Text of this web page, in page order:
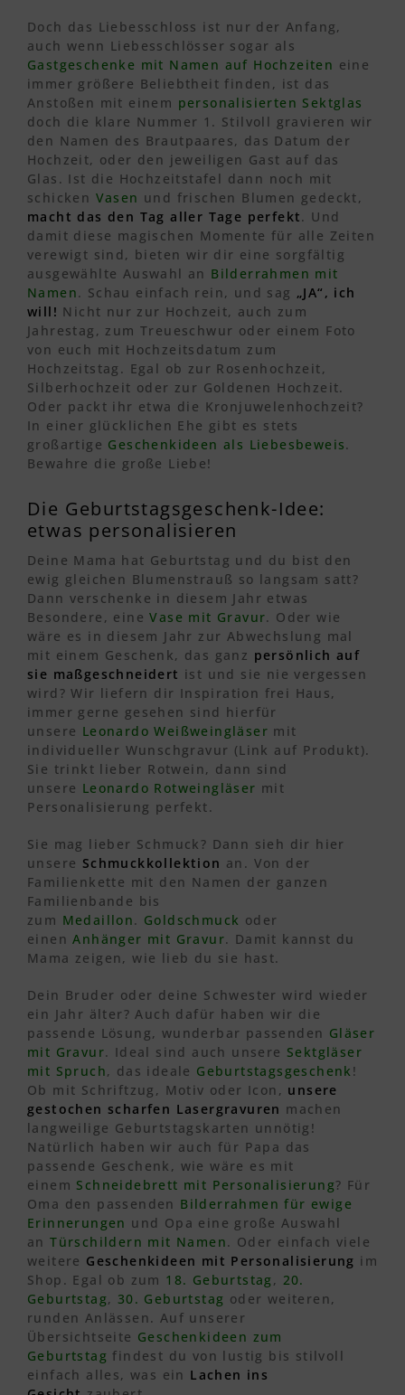
Doch das Liebesschloss ist nur der Anfang,
auch wenn Liebesschlösser sogar als
Gastgeschenke mit Namen auf Hochzeiten eine
immer größere Beliebtheit finden, ist das
Anstoßen mit einem personalisierten Sektglas
doch die klare Nummer 1. Stilvoll gravieren wir
den Namen des Brautpaares, das Datum der
Hochzeit, oder den jeweiligen Gast auf das
Glas. Ist die Hochzeitstafel dann noch mit
schicken Vasen und frischen Blumen gedeckt,
macht das den Tag aller Tage perfekt. Und
damit diese magischen Momente für alle Zeiten
verewigt sind, bieten wir dir eine sorgfältig
ausgewählte Auswahl an Bilderrahmen mit
Namen. Schau einfach rein, und sag „JA“, ich
will! Nicht nur zur Hochzeit, auch zum
Jahrestag, zum Treueschwur oder einem Foto
von euch mit Hochzeitsdatum zum
Hochzeitstag. Egal ob zur Rosenhochzeit,
Silberhochzeit oder zur Goldenen Hochzeit.
Oder packt ihr etwa die Kronjuwelenhochzeit?
In einer glücklichen Ehe gibt es stets
großartige Geschenkideen als Liebesbeweis.
Bewahre die große Liebe!
Die Geburtstagsgeschenk-Idee:
etwas personalisieren
Deine Mama hat Geburtstag und du bist den
ewig gleichen Blumenstrauß so langsam satt?
Dann verschenke in diesem Jahr etwas
Besondere, eineVase mit Gravur. Oder wie
wäre es in diesem Jahr zur Abwechslung mal
mit einem Geschenk, das ganz persönlich auf
sie maßgeschneidert ist und sie nie vergessen
wird? Wir liefern dir Inspiration frei Haus,
immer gerne gesehen sind hierfür
unsere Leonardo Weißweingläser mit
individueller Wunschgravur (Link auf Produkt).
Sie trinkt lieber Rotwein, dann sind
unsere Leonardo Rotweingläser mit
Personalisierung perfekt.
Sie mag lieber Schmuck? Dann sieh dir hier
unsere Schmuckkollektion an. Von der
Familienkette mit den Namen der ganzen
Familienbande bis
zum Medaillon. Goldschmuck oder
einenAnhänger mit Gravur. Damit kannst du
Mama zeigen, wie lieb du sie hast.
Dein Bruder oder deine Schwester wird wieder
ein Jahr älter? Auch dafür haben wir die
passende Lösung, wunderbar passenden Gläser
mit Gravur. Ideal sind auch unsere Sektgläser
mit Spruch, das ideale Geburtstagsgeschenk !
Ob mit Schriftzug, Motiv oder Icon, unsere
gestochen scharfen Lasergravuren machen
langweilige Geburtstagskarten unnötig!
Natürlich haben wir auch für Papa das
passende Geschenk, wie wäre es mit
einem Schneidebrett mit Personalisierung? Für
Oma den passenden Bilderrahmen für ewige
Erinnerungen und Opa eine große Auswahl
anTürschildern mit Namen. Oder einfach viele
weitere Geschenkideen mit Personalisierung im
Shop. Egal ob zum 18. Geburtstag, 20.
Geburtstag, 30. Geburtstag oder weiteren,
runden Anlässen. Auf unserer
Übersichtseite Geschenkideen zum
Geburtstag findest du von lustig bis stilvoll
einfach alles, was ein Lachen ins